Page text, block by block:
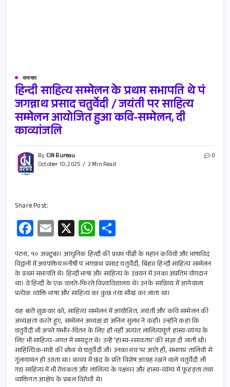
समाचार
हिन्दी साहित्य सम्मेलन के प्रथम सभापति थे पं
जगन्नाथ प्रसाद चतुर्वेदी / जयंती पर साहित्य
सम्मेलन आयोजित हुआ कवि-सम्मेलन, दी
काव्यांजलि
By CIN Bureau
October 10, 2025
2 Min Read
0
Share Post:
Fa
ce
b
o
o
k
E
m
ail
X W
h
at
s
A
p
p
h
ar
e
पटना, १० अक्टूबर। आधुनिक हिन्दी की प्रथम पीढ़ी के महान कवियों और भाषाविद
विद्वानों में अग्रपांक्तेय मनीषी पं जगन्नाथ प्रसाद चतुर्वेदी, बिहार हिन्दी साहित्य सम्मेलन
के प्रथम सभापति थे। हिन्दी भाषा और साहित्य के उन्नयन में उनका अप्रतिम योगदान
था। वे हिन्दी के एक चलते-फिरते विश्वविद्यालय थे। उनके सान्निध्य में आनेवाला
प्रत्येक व्यक्ति भाषा और साहित्य का कुछ नया सीख कर जाता था।
यह बातें शुक्रवार को, साहित्य सम्मेलन में आयोजित, जयंती और कवि सम्मेलन की
अध्यक्षता करते हुए, सम्मेलन अध्यक्ष डा अनिल सुलभ ने कही। उन्होंने कहा कि
चतुर्वेदी जी अपने गम्भीर-चिंतन के लिए ही नहीं अत्यंत लालित्यपूर्ण हास्य-व्यंग्य के
लिए भी साहित्य-जगत में समादृत थे। उन्हें ‘हास्य-रसावतार’ की संज्ञा दी जाती थी।
साहित्यिक-मंचों की शोभा थे चतुर्वेदी जी। उनका मंच पर आते ही, सभागार तालियों से
गुंजायमान हो उठता था। काव्य में छंद के प्रति विशेष आग्रह रखने वाले चतुर्वेदी जी
गद्य साहित्य में भी रोचकता और लालित्य के पक्षधर और हास्य-व्यंग्य में फूहड़ता तथा
व्यक्तिगत आक्षेप के प्रबल विरोधी थे।